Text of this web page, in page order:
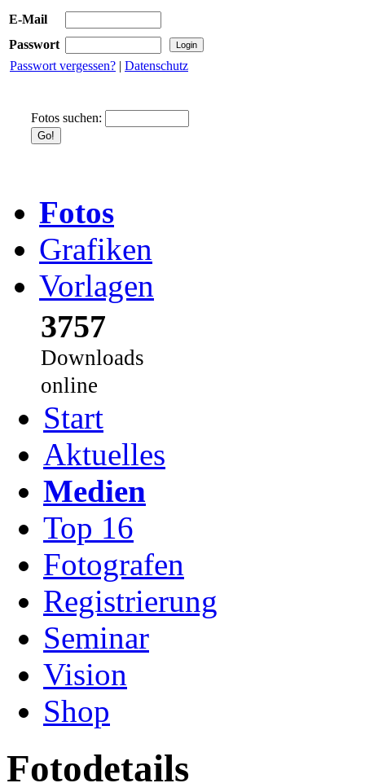
E-Mail
Passwort
Passwort vergessen? | Datenschutz
Fotos suchen:
Fotos
Grafiken
Vorlagen
3757
Downloads
online
Start
Aktuelles
Medien
Top 16
Fotografen
Registrierung
Seminar
Vision
Shop
Fotodetails